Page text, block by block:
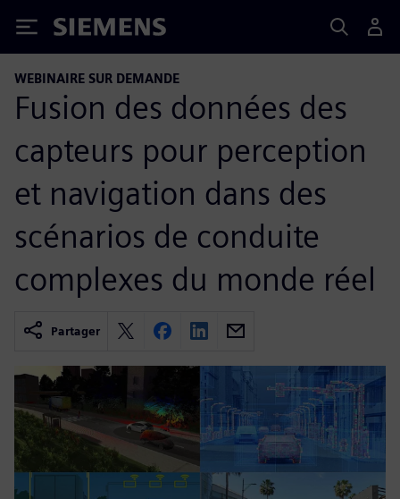
Siemens
WEBINAIRE SUR DEMANDE
Fusion des données des
capteurs pour perception
et navigation dans des
scénarios de conduite
complexes du monde réel
Partager